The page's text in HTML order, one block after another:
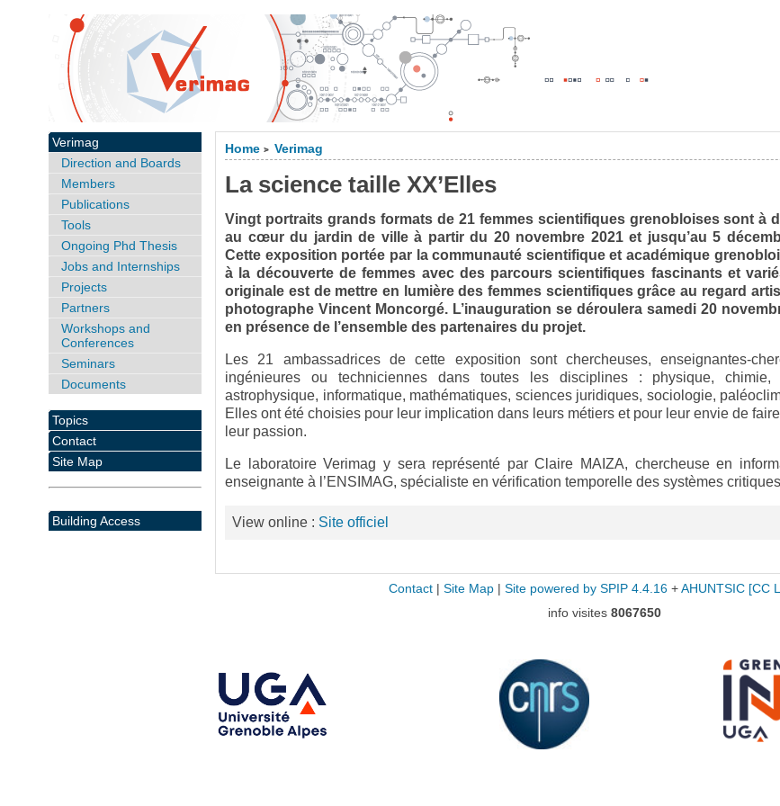
Home > Verimag
La science taille XX’Elles
Vingt portraits grands formats de 21 femmes scientifiques grenobloises sont à
au cœur du jardin de ville à partir du 20 novembre 2021 et jusqu’au 5
Cette exposition portée par la communauté scientifique et académique
à la découverte de femmes avec des parcours scientifiques fascinants et
originale est de mettre en lumière des femmes scientifiques grâce au regard
photographe Vincent Moncorgé. L’inauguration se déroulera samedi 20
en présence de l’ensemble des partenaires du projet.
Les 21 ambassadrices de cette exposition sont chercheuses, enseignantes-
ingénieures ou techniciennes dans toutes les disciplines : physique, chimie,
astrophysique, informatique, mathématiques, sciences juridiques, sociologie,
Elles ont été choisies pour leur implication dans leurs métiers et pour leur envie de
leur passion.
Le laboratoire Verimag y sera représenté par Claire MAIZA, chercheuse en
enseignante à l’ENSIMAG, spécialiste en vérification temporelle des systèmes
View online : Site officiel
Verimag
Direction and Boards
Members
Publications
Tools
Ongoing Phd Thesis
Jobs and Internships
Projects
Partners
Workshops and
Conferences
Seminars
Documents
Topics
Contact
Site Map
Building Access
Contact| Site Map| Site powered by SPIP 4.4.16+ AHUNTSIC [CC
info visites 8067650